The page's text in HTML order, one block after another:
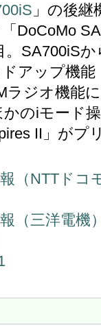
」の後
DoCoMo
SA700iS
アップ機
ラジオ機能
のiモード
II」がプ
（NTTドコ
（三洋電機